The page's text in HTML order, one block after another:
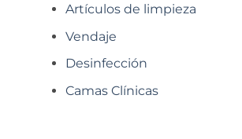
Artículos de limpieza
Vendaje
Desinfección
Camas Clínicas